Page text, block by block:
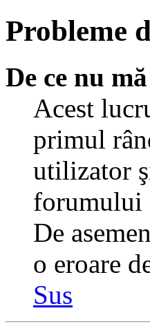
Probleme
De ce nu
Acest
primul
utilizator
forumului
De
o eroare
Sus